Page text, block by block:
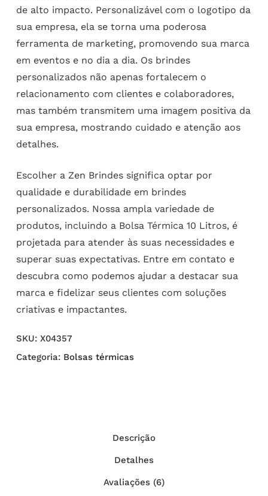
de alto impacto. Personalizável com o logotipo da
sua empresa, ela se torna uma poderosa
ferramenta de marketing, promovendo sua marca
em eventos e no dia a dia. Os brindes
personalizados não apenas fortalecem o
relacionamento com clientes e colaboradores,
mas também transmitem uma imagem positiva da
sua empresa, mostrando cuidado e atenção aos
detalhes.
Escolher a Zen Brindes significa optar por
qualidade e durabilidade em brindes
personalizados. Nossa ampla variedade de
produtos, incluindo a Bolsa Térmica 10 Litros, é
projetada para atender às suas necessidades e
superar suas expectativas. Entre em contato e
descubra como podemos ajudar a destacar sua
marca e fidelizar seus clientes com soluções
criativas e impactantes.
SKU: X04357
Categoria: Bolsas térmicas
Descrição
Detalhes
Avaliações (6)